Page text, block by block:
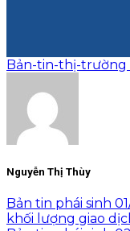
Bản-tin-thị-trường
Nguyễn Thị Thùy
Bản tin phái sinh
khối lượng giao